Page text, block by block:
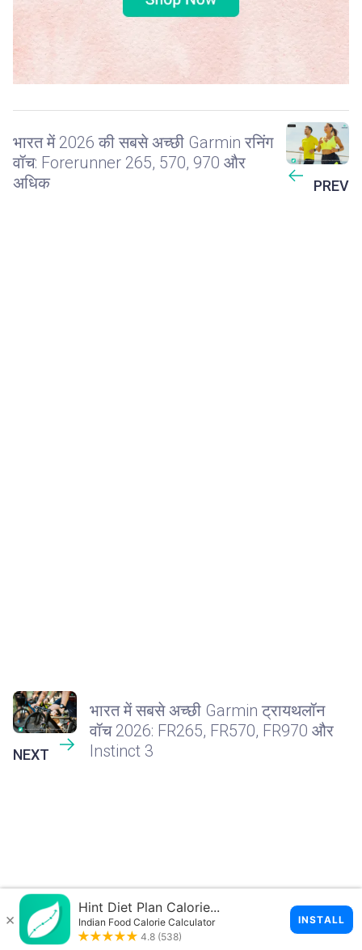
भारत में 2026 की सबसे अच्छी Garmin रनिंग
वॉच: Forerunner 265, 570, 970 और
अधिक
PREV
NEXT
भारत में सबसे अच्छी Garmin ट्रायथलॉन
वॉच 2026: FR265, FR570, FR970 और
Instinct 3